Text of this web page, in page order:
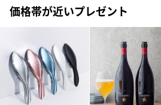
価格帯が近いプレゼント